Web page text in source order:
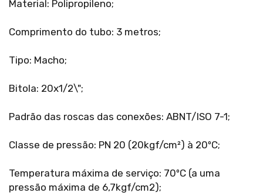
Material: Polipropileno;
Comprimento do tubo: 3 metros;
Tipo: Macho;
Bitola: 20x1/2\";
Padrão das roscas das conexões: ABNT/ISO 7-1;
Classe de pressão: PN 20 (20kgf/cm²) à 20ºC;
Temperatura máxima de serviço: 70ºC (a uma
pressão máxima de 6,7kgf/cm2);